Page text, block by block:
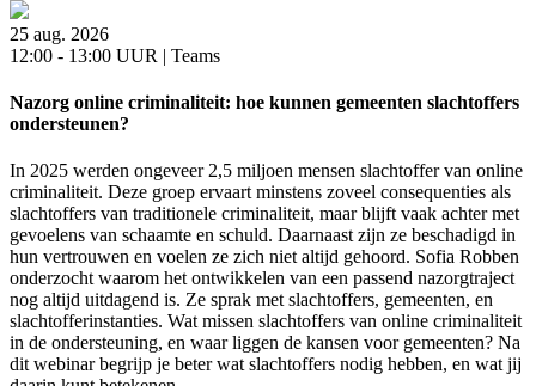
25 aug. 2026
12:00 - 13:00 UUR | Teams
Nazorg online criminaliteit: hoe kunnen gemeenten slachtoffers
ondersteunen?
In 2025 werden ongeveer 2,5 miljoen mensen slachtoffer van online
criminaliteit. Deze groep ervaart minstens zoveel consequenties als
slachtoffers van traditionele criminaliteit, maar blijft vaak achter met
gevoelens van schaamte en schuld. Daarnaast zijn ze beschadigd in
hun vertrouwen en voelen ze zich niet altijd gehoord. Sofia Robben
onderzocht waarom het ontwikkelen van een passend nazorgtraject
nog altijd uitdagend is. Ze sprak met slachtoffers, gemeenten, en
slachtofferinstanties. Wat missen slachtoffers van online criminaliteit
in de ondersteuning, en waar liggen de kansen voor gemeenten? Na
dit webinar begrijp je beter wat slachtoffers nodig hebben, en wat jij